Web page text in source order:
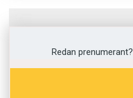
Accentuera
Redan prenumerant?